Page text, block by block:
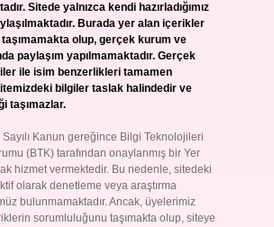
Sitede yalnızca kendi hazırladığımız
Burada yer alan içerikler
olup, gerçek kurum ve
paylaşım yapılmamaktadır. Gerçek
ile isim benzerlikleri tamamen
bilgiler taslak halindedir ve
taşımazlar.
Kanun gereğince Bilgi Teknolojileri
(BTK) tarafından onaylanmış bir Yer
hizmet vermektedir. Bu nedenle, sitedeki
olarak denetleme veya araştırma
bulunmamaktadır. Ancak, üyelerimiz
sorumluluğunu taşımakta olup, siteye